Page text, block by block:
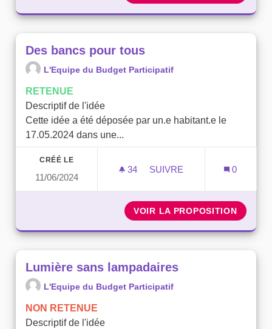
Des bancs pour tous
L'Equipe du Budget Participatif
RETENUE
Descriptif de l'idée
Cette idée a été déposée par un.e habitant.e le
17.05.2024 dans une...
CRÉÉ LE
11/06/2024
34 34 ABONNÉS
SUIVRE
0
VOIR LA PROPOSITION DES
Lumière sans lampadaires
L'Equipe du Budget Participatif
NON RETENUE
Descriptif de l'idée